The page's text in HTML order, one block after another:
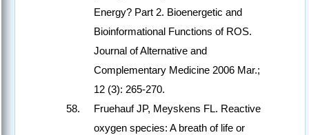
Energy? Part 2. Bioenergetic and
Bioinformational Functions of ROS.
Journal of Alternative and
Complementary Medicine 2006 Mar.;
12 (3): 265-270.
Fruehauf JP, Meyskens FL. Reactive
oxygen species: A breath of life or